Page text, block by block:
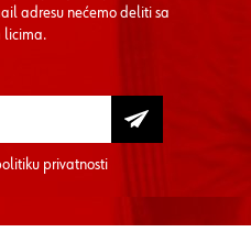
adresu nećemo deliti sa
licima.
privatnosti